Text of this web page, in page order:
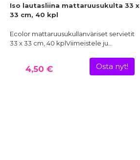
Iso lautasliina mattaruusukulta 33 x
33 cm, 40 kpl
Ecolor mattaruusukullanväriset servietit
33 x 33 cm, 40 kplViimeistele ju…
4,50 € Osta nyt!